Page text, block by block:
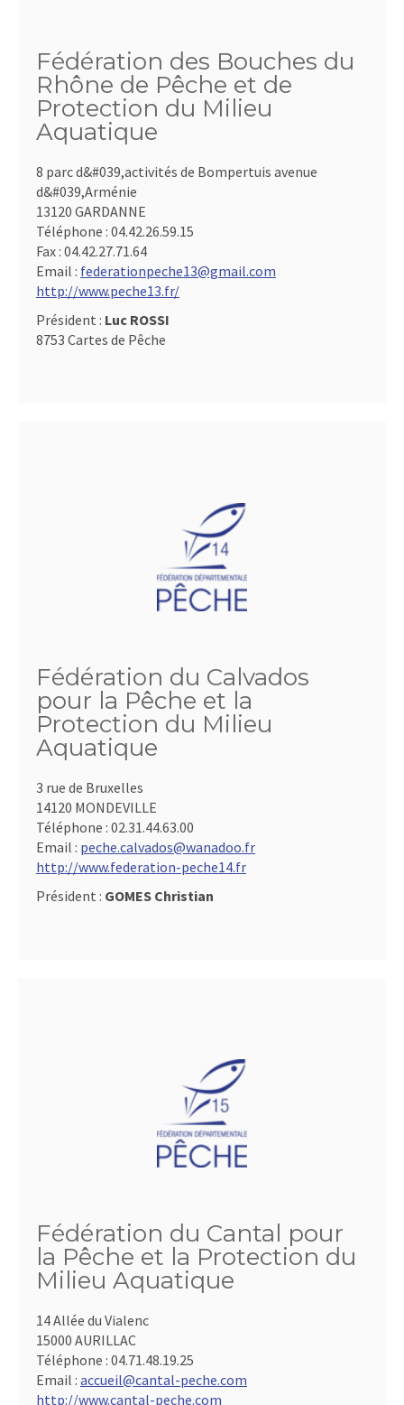
Fédération des Bouches du
Rhône de Pêche et de
Protection du Milieu
Aquatique
8 parc d&#039,activités de Bompertuis avenue
d&#039,Arménie
13120 GARDANNE
Téléphone : 04.42.26.59.15
Fax : 04.42.27.71.64
Email : federationpeche13@gmail.com
http://www.peche13.fr/
Président : Luc ROSSI
8753 Cartes de Pêche
Fédération du Calvados
pour la Pêche et la
Protection du Milieu
Aquatique
3 rue de Bruxelles
14120 MONDEVILLE
Téléphone : 02.31.44.63.00
Email : peche.calvados@wanadoo.fr
http://www.federation-peche14.fr
Président : GOMES Christian
Fédération du Cantal pour
la Pêche et la Protection du
Milieu Aquatique
14 Allée du Vialenc
15000 AURILLAC
Téléphone : 04.71.48.19.25
Email : accueil@cantal-peche.com
http://www.cantal-peche.com